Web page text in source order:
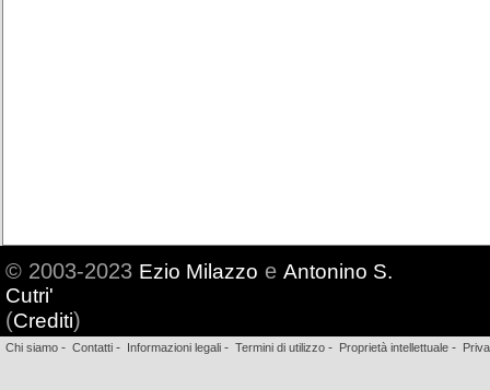
© 2003-2023 Ezio Milazzo e Antonino S.
Cutri'
(Crediti)
Chi siamo - Contatti - Informazioni legali - Termini di utilizzo - Proprietà intellettuale -